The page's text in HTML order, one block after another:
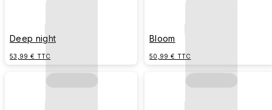
Deep night
53,99 € TTC
Bloom
50,99 € TTC